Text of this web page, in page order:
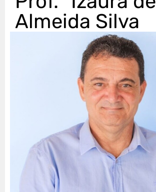
Almeida Silva